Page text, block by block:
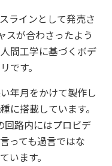
ラインとして発売さ
スが合わさったよう
間工学に基づくボデ
です。
年月をかけて製作し
に搭載しています。
回路内にはプロビデ
っても過言ではな
います。